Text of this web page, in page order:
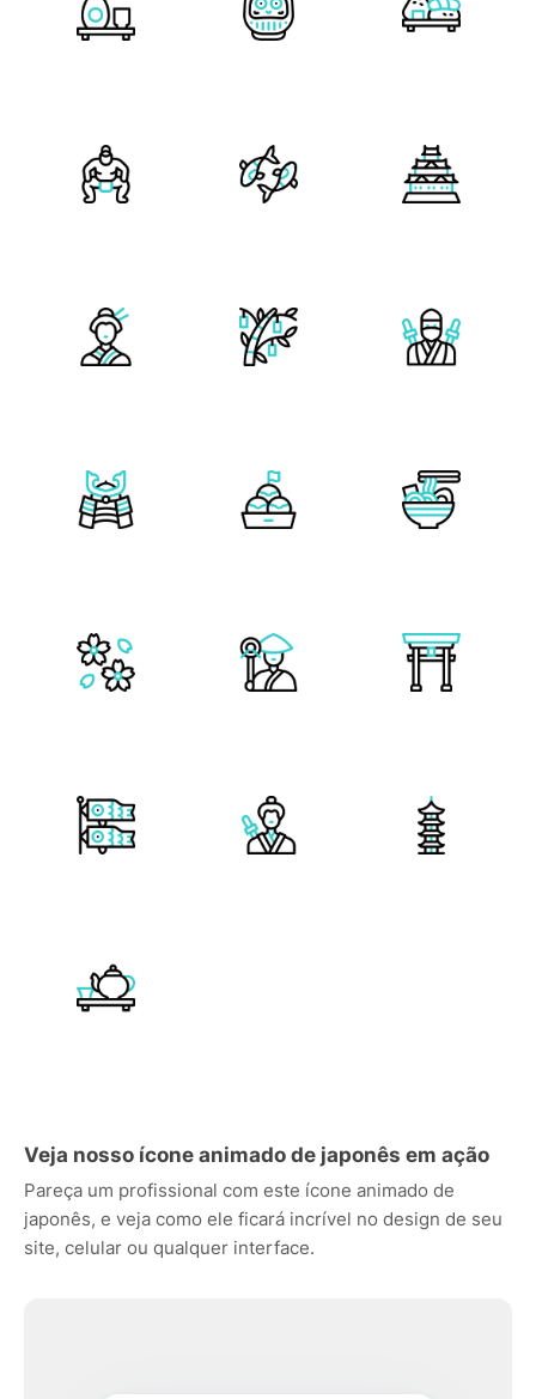
Veja nosso ícone animado de japonês em ação
Pareça um profissional com este ícone animado de
japonês, e veja como ele ficará incrível no design de seu
site, celular ou qualquer interface.